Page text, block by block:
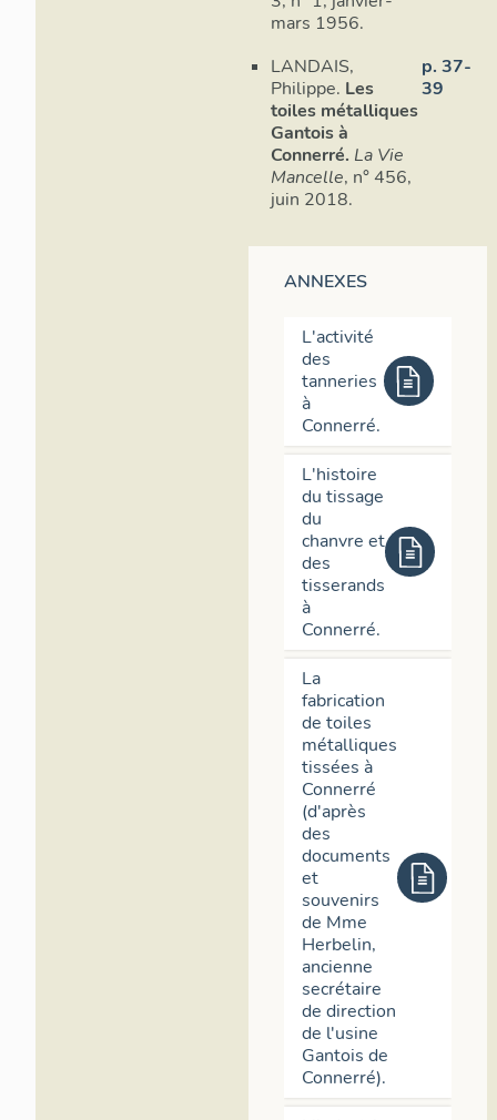
mars 1956.
LANDAIS,
Philippe. Les
toiles métalliques
Gantois à
Connerré. La Vie
Mancelle, n° 456,
juin 2018.
p. 37-
39
ANNEXES
L'activité
des
tanneries
à
Connerré.
L'histoire
du tissage
du
chanvre et
des
tisserands
à
Connerré.
La
fabrication
de toiles
métalliques
tissées à
Connerré
(d'après
des
documents
et
souvenirs
de Mme
Herbelin,
ancienne
secrétaire
de direction
de l'usine
Gantois de
Connerré).